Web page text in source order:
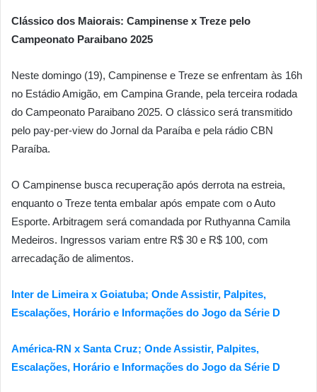
Clássico dos Maiorais: Campinense x Treze pelo
Campeonato Paraibano 2025
Neste domingo (19), Campinense e Treze se enfrentam às 16h
no Estádio Amigão, em Campina Grande, pela terceira rodada
do Campeonato Paraibano 2025. O clássico será transmitido
pelo pay-per-view do Jornal da Paraíba e pela rádio CBN
Paraíba.
O Campinense busca recuperação após derrota na estreia,
enquanto o Treze tenta embalar após empate com o Auto
Esporte. Arbitragem será comandada por Ruthyanna Camila
Medeiros. Ingressos variam entre R$ 30 e R$ 100, com
arrecadação de alimentos.
Inter de Limeira x Goiatuba; Onde Assistir, Palpites,
Escalações, Horário e Informações do Jogo da Série D
América-RN x Santa Cruz; Onde Assistir, Palpites,
Escalações, Horário e Informações do Jogo da Série D